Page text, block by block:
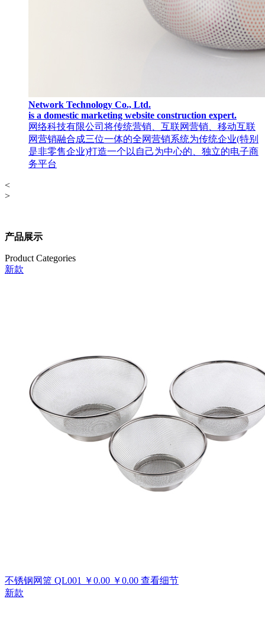
Network Technology Co., Ltd.
is a domestic marketing website construction expert.
网络科技有限公司将传统营销、互联网营销、移动互联
网营销融合成三位一体的全网营销系统为传统企业(特别
是非零售企业)打造一个以自己为中心的、独立的电子商
务平台
<
>
产品展示
Product Categories
新款
不锈钢网篮 QL001 ￥0.00 ￥0.00 查看细节
新款